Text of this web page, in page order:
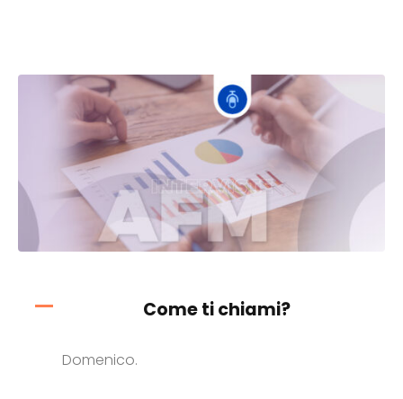
Come ti chiami?
Domenico.